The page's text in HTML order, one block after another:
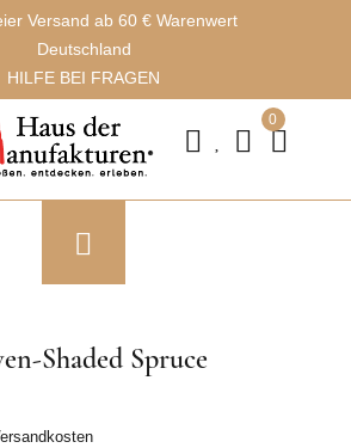
Versand ab 60 € Warenwert
Deutschland
HILFE BEI FRAGEN
0
Shaded Spruce